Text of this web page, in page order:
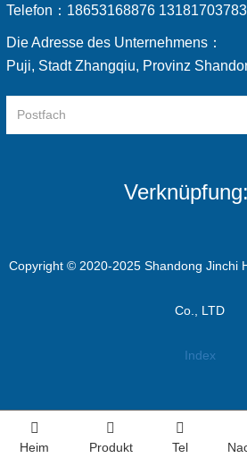
Telefon： 18653168876 13181703783
Die Adresse des Unternehmens：
Puji, Stadt Zhangqiu, Provinz
Verknüpfung:
Copyright © 2020-2025 Shandong Jinchi
Co., LTD
Index
Heim Produkt Tel